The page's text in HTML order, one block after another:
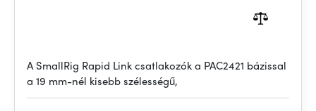
A SmallRig Rapid Link csatlakozók a PAC2421 bázissal
a 19 mm-nél kisebb szélességű,